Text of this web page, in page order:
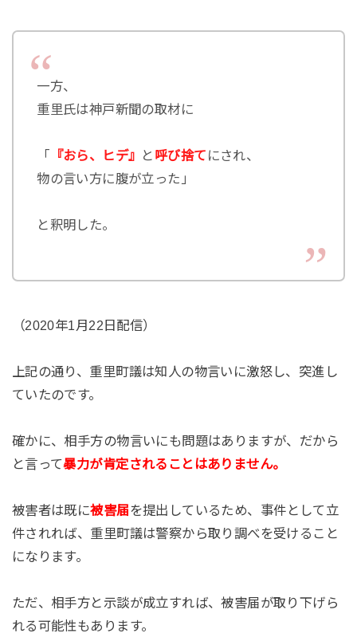
一方、
重里氏は神戸新聞の取材に
「 『おら、ヒデ』 と 呼び捨て にされ、
物の言い方に腹が立った」
と釈明した。
（2020年1月22日配信）
上記の通り、重里町議は知人の物言いに激怒し、突進し
ていたのです。
確かに、相手方の物言いにも問題はありますが、だから
と言って暴力が肯定されることはありません。
被害者は既に被害届を提出しているため、事件として立
件されれば、重里町議は警察から取り調べを受けること
になります。
ただ、相手方と示談が成立すれば、被害届が取り下げら
れる可能性もあります。